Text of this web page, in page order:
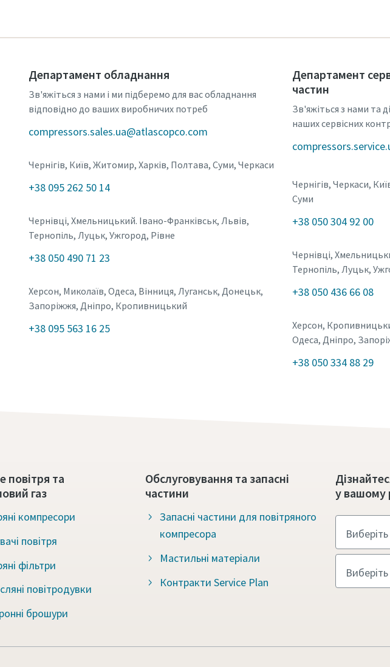
Департамент обладнання
Зв'яжіться з нами і ми підберемо для вас обладнання
відповідно до ваших виробничих потреб
compressors.sales.ua@atlascopco.com
Чернігів, Київ, Житомир, Харків, Полтава, Суми, Черкаси
+38 095 262 50 14
Чернівці, Хмельницький. Івано-Франківськ, Львів,
Тернопіль, Луцьк, Ужгород, Рівне
+38 050 490 71 23
Херсон, Миколаїв, Одеса, Вінниця, Луганськ, Донецьк,
Запоріжжя, Дніпро, Кропивницький
+38 095 563 16 25
Департамент
частин
Зв'яжіться з нами та
наших сервісних
Чернігів, Черкаси,
Суми
+38 050 304 92 00
Чернівці,
Тернопіль, Луцьк,
+38 050 436 66 08
Херсон,
Одеса, Дніпро,
+38 050 334 88 29
повітря та
газ
компресори
повітря
фільтри
повітродувки
брошури
Обслуговування та запасні
частини
Запасні частини для повітряного
компресора
Мастильні матеріали
Контракти Service Plan
у вашому